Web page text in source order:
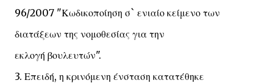
96/2007 "Κωδικοποίηση σ` ενιαίο κείμενο των
διατάξεων της νομοθεσίας για την
εκλογή βουλευτών".
3. Επειδή, η κρινόμενη ένσταση κατατέθηκε